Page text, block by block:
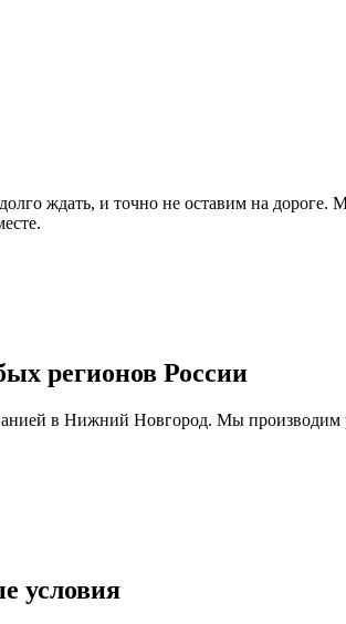
ждать, и точно не оставим на дороге.
регионов России
в Нижний Новгород. Мы производим
условия